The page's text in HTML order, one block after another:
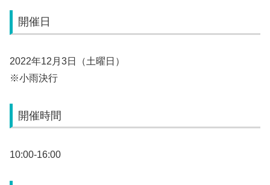
開催日
2022年12月3日（土曜日）
※小雨決行
開催時間
10:00-16:00